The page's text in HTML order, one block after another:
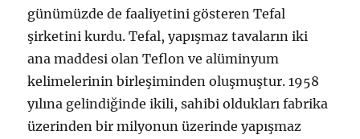
günümüzde de faaliyetini gösteren Tefal
şirketini kurdu. Tefal, yapışmaz tavaların iki
ana maddesi olan Teflon ve alüminyum
kelimelerinin birleşiminden oluşmuştur. 1958
yılına gelindiğinde ikili, sahibi oldukları fabrika
üzerinden bir milyonun üzerinde yapışmaz